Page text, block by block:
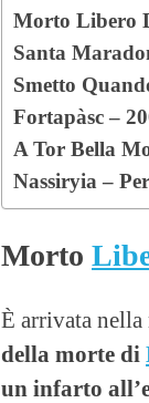
Morto Libero
Santa
Smetto
Fortapàsc –
A Tor Bella
Nassiryia –
Morto
È arrivata
della morte di
un infarto